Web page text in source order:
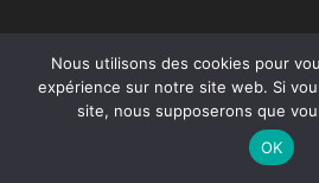
Nous utilisons des cookies pour
expérience sur notre site web. Si
site, nous supposerons que
OK